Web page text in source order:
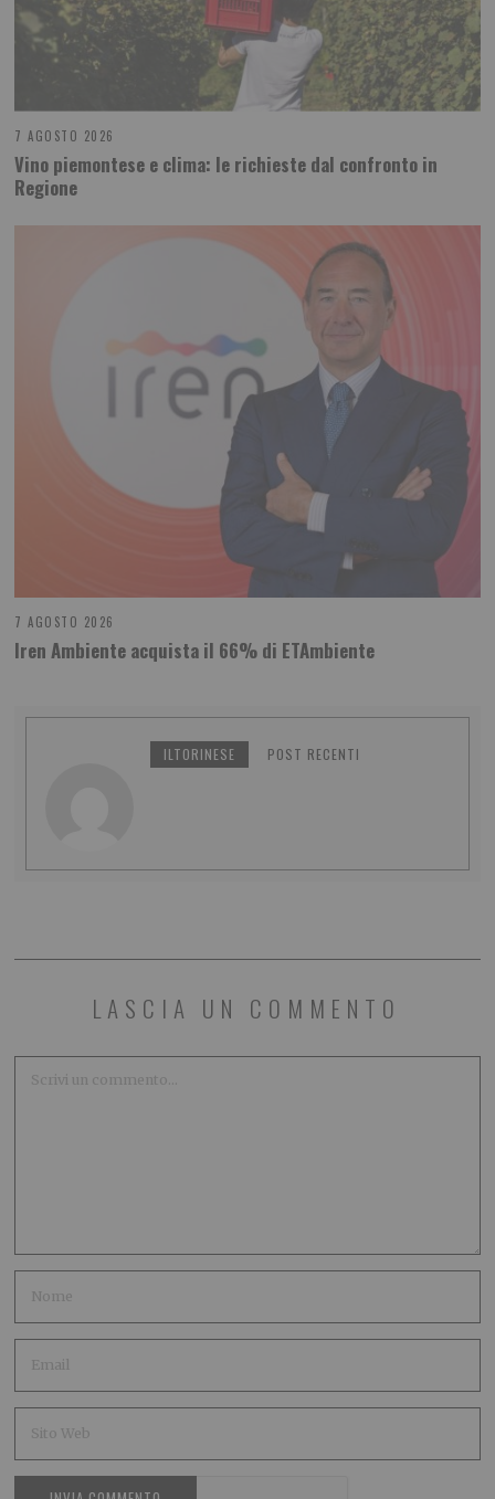
7 AGOSTO 2026
Vino piemontese e clima: le richieste dal confronto in
Regione
7 AGOSTO 2026
Iren Ambiente acquista il 66% di ETAmbiente
ILTORINESE POST RECENTI
LASCIA UN COMMENTO